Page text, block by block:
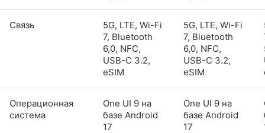
Связь
5G, LTE, Wi-Fi
7, Bluetooth
6,0, NFC,
USB-C 3.2,
eSIM
5G, LTE, Wi-Fi
7, Bluetooth
6,0, NFC,
USB-C 3.2,
eSIM
Операционная
система
One UI 9 на
базе Android
17
One UI 9 на
базе Android
17